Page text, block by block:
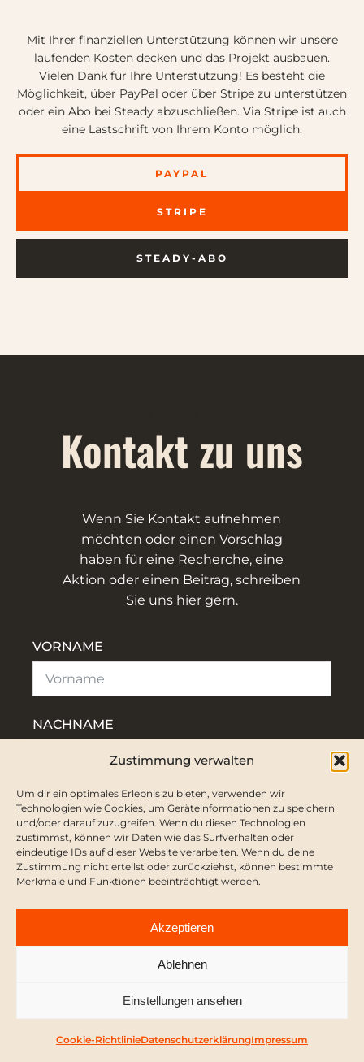
Zustimmung verwalten
Um dir ein optimales Erlebnis zu bieten, verwenden wir
Technologien wie Cookies, um Geräteinformationen zu speichern
und/oder darauf zuzugreifen. Wenn du diesen Technologien
zustimmst, können wir Daten wie das Surfverhalten oder
eindeutige IDs auf dieser Website verarbeiten. Wenn du deine
Zustimmung nicht erteilst oder zurückziehst, können bestimmte
Merkmale und Funktionen beeinträchtigt werden.
Akzeptieren
Ablehnen
Einstellungen ansehen
Cookie-RichtlinieDatenschutzerklärungImpressum
Mit Ihrer finanziellen Unterstützung können wir unsere
laufenden Kosten decken und das Projekt ausbauen.
Vielen Dank für Ihre Unterstützung! Es besteht die
Möglichkeit, über PayPal oder über Stripe zu unterstützen
oder ein Abo bei Steady abzuschließen. Via Stripe ist auch
eine Lastschrift von Ihrem Konto möglich.
PAYPAL
STRIPE
STEADY-ABO
Kontakt zu uns
Wenn Sie Kontakt aufnehmen
möchten oder einen Vorschlag
haben für eine Recherche, eine
Aktion oder einen Beitrag, schreiben
Sie uns hier gern.
VORNAME
NACHNAME
E-MAIL-ADRESSE
NACHRICHT